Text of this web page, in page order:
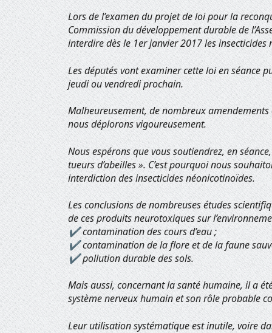
Lors de l’examen du projet de loi pour la
Commission du développement durable de
interdire dès le 1er janvier 2017 les insecticides
Les députés vont examiner cette loi en séance
jeudi ou vendredi prochain.
Malheureusement, de nombreux
nous déplorons vigoureusement.
Nous espérons que vous soutiendrez, en
tueurs d’abeilles ». C’est pourquoi nous
interdiction des insecticides néonicotinoïdes.
Les conclusions de nombreuses études
de ces produits neurotoxiques sur
✔ contamination des cours d’eau ;
✔ contamination de la flore et de la faune
✔ pollution durable des sols.
Mais aussi, concernant la santé humaine, il a
système nerveux humain et son rôle probable
Leur utilisation systématique est inutile, voire